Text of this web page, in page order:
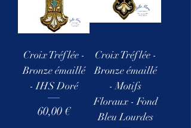
Croix Tréflée -
Bronze émaillé
- IHS Doré
Prix
60,00 €
Croix Tréflée -
Bronze émaillé
- Motifs
Floraux - Fond
Bleu Lourdes